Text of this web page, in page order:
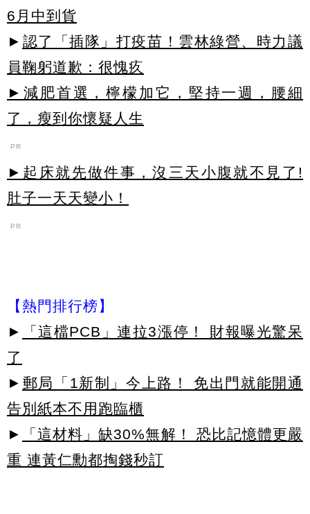
6月中到貨
► 認了「插隊」打疫苗！雲林綠營、時力議
員鞠躬道歉：很愧疚
►減肥首選，檸檬加它，堅持一週，腰細
了，瘦到你懷疑人生
PR
►起床就先做件事，沒三天小腹就不見了!
肚子一天天變小！
PR
【熱門排行榜】
►
「這檔PCB」連拉3漲停！ 財報曝光驚呆
了
► 郵局「1新制」今上路！ 免出門就能開通
告別紙本不用跑臨櫃
►
「這材料」缺30%無解！ 恐比記憶體更嚴
重 連黃仁勳都掏錢秒訂